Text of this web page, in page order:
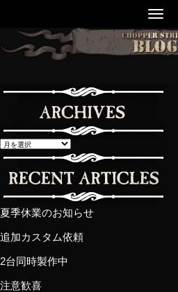
夏季休業のお知らせ
追加カスタム依頼
2台同時製作中
注意歓喜